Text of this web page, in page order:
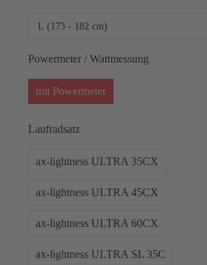
Powermeter / Wattmessung
mit Powermeter
Laufradsatz
ax-lightness ULTRA 35CX
ax-lightness ULTRA 45CX
ax-lightness ULTRA 60CX
ax-lightness ULTRA SL 35C